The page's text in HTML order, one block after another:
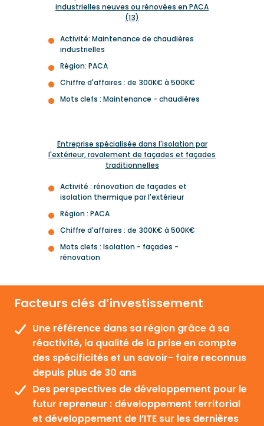
industrielles neuves ou rénovées en PACA
(13)
Activité: Maintenance de chaudières
industrielles
Région: PACA
Chiffre d'affaires : de 300K€ à 500K€
Mots clefs : Maintenance - chaudières
Entreprise spécialisée dans l'isolation par
l'extérieur, ravalement de façades et façades
traditionnelles
Activité : rénovation de façades et
isolation thermique par l'extérieur
Région : PACA
Chiffre d'affaires : de 300K€ à 500K€
Mots clefs : Isolation - façades -
rénovation
Facteurs clés d’investissement
Une référence dans sa région grâce à sa
réactivité, la qualité de la prise en compte
des spécificités et un savoir- faire reconnus
depuis plus de 30 ans
Des perspectives de développement pour le
futur repreneur : développement territorial
et développement de l’ITE sur les dernières